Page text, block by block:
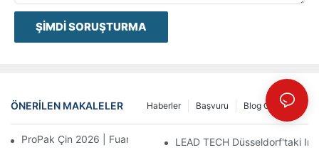
ŞIMDI SORUŞTURMA
ÖNERILEN MAKALELER Blog Gönderisi
Başvuru
Haberler
ProPak Çin 2026 | Fuar Biter, Hizmetimiz Bitmez
LEAD TECH Düsseldorf'taki